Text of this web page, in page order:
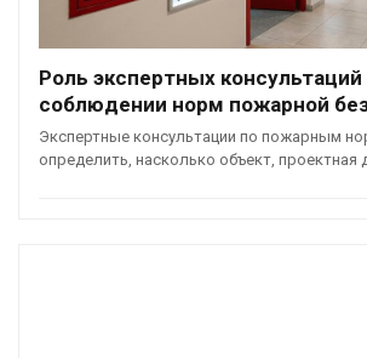
Роль экспертных консультаций
соблюдении норм пожарной
Экспертные консультации по пожарным
определить, насколько объект, проектная